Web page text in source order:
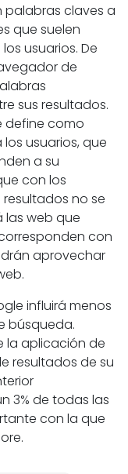
palabras claves a
que suelen
usuarios. De
de
sus resultados.
define como
usuarios, que
a su
con los
no se
las web que
con
aprovechar
influirá menos
búsqueda.
la aplicación de
resultados de su
3% de todas las
con la que